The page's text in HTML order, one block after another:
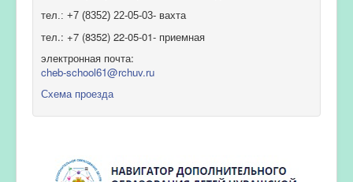
тел.: +7 (8352) 22-05-03- вахта
тел.: +7 (8352) 22-05-01- приемная
электронная почта:
cheb-school61@rchuv.ru
Схема проезда